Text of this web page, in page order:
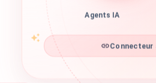
Agents IA
Connecteur